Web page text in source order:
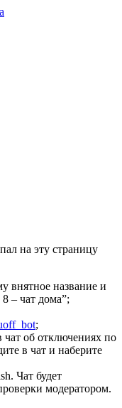
на эту страницу
внятное название и
– чат дома”;
;
чат об отключениях по
в чат и наберите
Чат будет
модератором.